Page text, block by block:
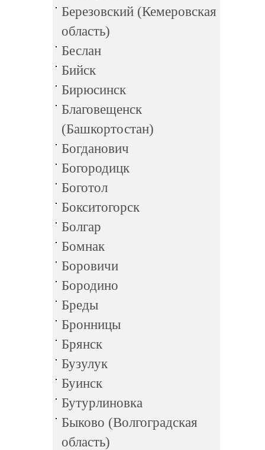
Березовский (Кемеровская
область)
Беслан
Бийск
Бирюсинск
Благовещенск
(Башкортостан)
Богданович
Богородицк
Боготол
Бокситогорск
Болгар
Бомнак
Боровичи
Бородино
Бреды
Бронницы
Брянск
Бузулук
Буинск
Бутурлиновка
Быково (Волгоградская
область)